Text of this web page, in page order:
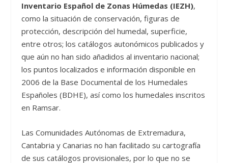
Inventario Español de Zonas Húmedas (IEZH),
como la situación de conservación, figuras de
protección, descripción del humedal, superficie,
entre otros; los catálogos autonómicos publicados y
que aún no han sido añadidos al inventario nacional;
los puntos localizados e información disponible en
2006 de la Base Documental de los Humedales
Españoles (BDHE), así como los humedales inscritos
en Ramsar.
Las Comunidades Autónomas de Extremadura,
Cantabria y Canarias no han facilitado su cartografía
de sus catálogos provisionales, por lo que no se